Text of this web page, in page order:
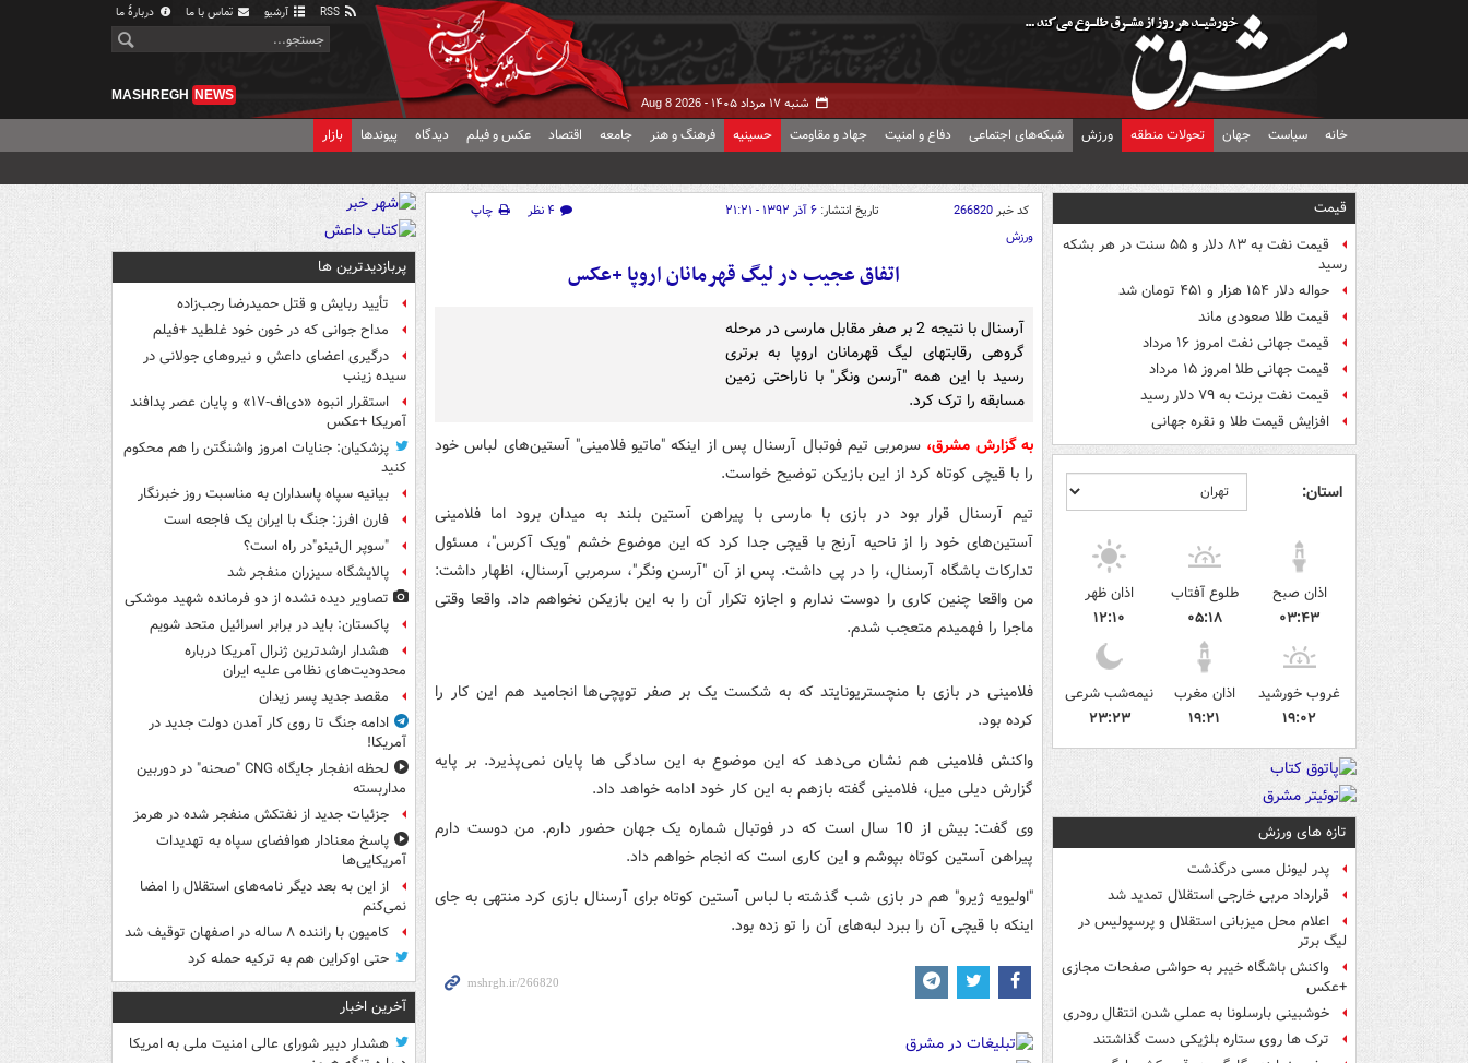
آرشیو تماس با ما دربارهٔ ما
شنبه ۱۷ مرداد ۱۴۰۵ - Aug 8 2026
MASHREGH NEWS
خانه سیاست جهان تحولات منطقه ورزش شبکه‌های اجتماعی دفاع و امنیت جهاد و مقاومت حسینیه فرهنگ و هنر جامعه اقتصاد عکس و فیلم دیدگاه پیوندها بازار
قیمت
قیمت نفت به ۸۳ دلار و ۵۵ سنت در هر بشکه
رسید
حواله دلار ۱۵۴ هزار و ۴۵۱ تومان شد
قیمت طلا صعودی ماند
قیمت جهانی نفت امروز ۱۶ مرداد
قیمت جهانی طلا امروز ۱۵ مرداد
قیمت نفت برنت به ۷۹ دلار رسید
افزایش قیمت طلا و نقره جهانی
استان:
اذان صبح
۰۳:۴۳
طلوع آفتاب
۰۵:۱۸
اذان ظهر
۱۲:۱۰
غروب خورشید
۱۹:۰۲
اذان مغرب
۱۹:۲۱
نیمه‌شب شرعی
۲۳:۲۳
تازه های ورزش
پدر لیونل مسی درگذشت
قرارداد مربی خارجی استقلال تمدید شد
اعلام محل میزبانی استقلال و پرسپولیس در
لیگ برتر
واکنش باشگاه خیبر به حواشی صفحات مجازی
+عکس
خوشبینی بارسلونا به عملی شدن انتقال رودری
ترک ها روی ستاره بلژیکی دست گذاشتند
کد خبر266820 تاریخ انتشار: ۶ آذر ۱۳۹۲ - ۲۱:۲۱ ۴ نظر
چاپ
ورزش
اتفاق عجیب در لیگ قهرمانان اروپا +عکس
آرسنال با نتیجه 2 بر صفر مقابل مارسی در مرحله
گروهی رقابتهای لیگ قهرمانان اروپا به برتری
رسید با این همه "آرسن ونگر" با ناراحتی زمین
مسابقه را ترک کرد.
به گزارش مشرق، سرمربی تیم فوتبال آرسنال پس از اینکه "ماتیو فلامینی" آستین‌های لباس خود
را با قیچی کوتاه کرد از این بازیکن توضیح خواست.
تیم آرسنال قرار بود در بازی با مارسی با پیراهن آستین بلند به میدان برود اما فلامینی
آستین‌های خود را از ناحیه آرنج با قیچی جدا کرد که این موضوع خشم "ویک آکرس"، مسئول
تدارکات باشگاه آرسنال، را در پی داشت. پس از آن "آرسن ونگر"، سرمربی آرسنال، اظهار داشت:
من واقعا چنین کاری را دوست ندارم و اجازه تکرار آن را به این بازیکن نخواهم داد. واقعا وقتی
ماجرا را فهمیدم متعجب شدم.
فلامینی در بازی با منچستریونایتد که به شکست یک بر صفر توپچی‌ها انجامید هم این کار را
کرده بود.
واکنش فلامینی هم نشان می‌دهد که این موضوع به این سادگی ها پایان نمی‌پذیرد. بر پایه
گزارش دیلی میل، فلامینی گفته بازهم به این کار خود ادامه خواهد داد.
وی گفت: بیش از 10 سال است که در فوتبال شماره یک جهان حضور دارم. من دوست دارم
پیراهن آستین کوتاه بپوشم و این کاری است که انجام خواهم داد.
"اولیویه ژیرو" هم در بازی شب گذشته با لباس آستین کوتاه برای آرسنال بازی کرد منتهی به جای
اینکه با قیچی آن را ببرد لبه‌های آن را تو زده بود.
پربازدیدترین ها
تأیید ربایش و قتل حمیدرضا رجب‌زاده
مداح جوانی که در خون خود غلطید +فیلم
درگیری اعضای داعش و نیروهای جولانی در
سیده زینب
استقرار انبوه «دی‌اف‑۱۷» و پایان عصر پدافند
آمریکا +عکس
پزشکیان: جنایات امروز واشنگتن را هم محکوم
کنید
بیانیه سپاه پاسداران به مناسبت روز خبرنگار
فارن افرز: جنگ با ایران یک فاجعه است
"سوپر ال‌نینو"در راه است؟
پالایشگاه سیزران منفجر شد
تصاویر دیده‌ نشده از دو فرمانده شهید موشکی
پاکستان: باید در برابر اسرائیل متحد شویم
هشدار ارشدترین ژنرال آمریکا درباره
محدودیت‌های نظامی علیه ایران
مقصد جدید پسر زیدان
ادامه جنگ تا روی کار آمدن دولت جدید در
آمریکا!
لحظه انفجار جایگاه CNG "صحنه" در دوربین
مداربسته
جزئیات جدید از نفتکش منفجر شده در هرمز
پاسخ معنادار هوافضای سپاه به تهدیدات
آمریکایی‌ها
از این به بعد دیگر نامه‌های استقلال را امضا
نمی‌کنم
کامیون با راننده ۸ ساله در اصفهان توقیف شد
حتی اوکراین هم به ترکیه حمله کرد
آخرین اخبار
هشدار دبیر شورای عالی امنیت ملی به امریکا